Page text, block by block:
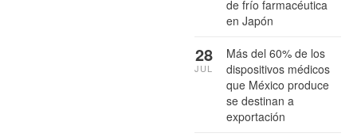
de frío farmacéutica
en Japón
Más del 60% de los
dispositivos médicos
que México produce
se destinan a
exportación
28
JUL